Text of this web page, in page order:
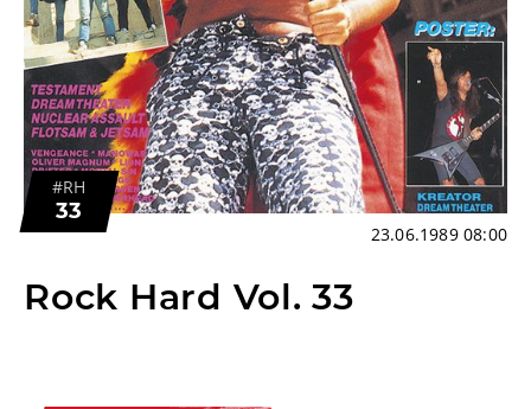
#RH
33
23.06.1989 08:00
Rock Hard Vol. 33